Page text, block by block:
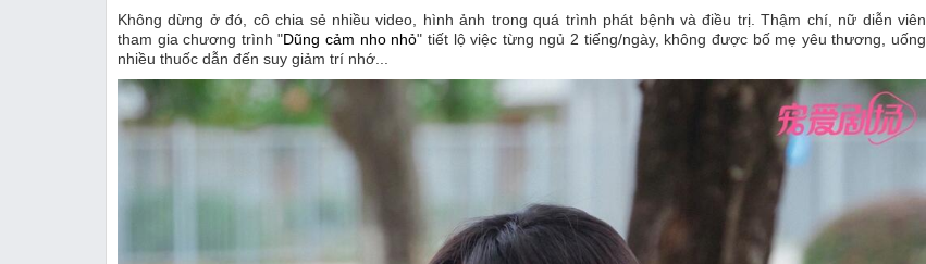
Không dừng ở đó, cô chia sẻ nhiều video, hình ảnh trong quá trình phát bệnh và điều trị. Thậm chí, nữ diễn viên
tham gia chương trình "Dũng cảm nho nhỏ" tiết lộ việc từng ngủ 2 tiếng/ngày, không được bố mẹ yêu thương, uống
nhiều thuốc dẫn đến suy giảm trí nhớ...